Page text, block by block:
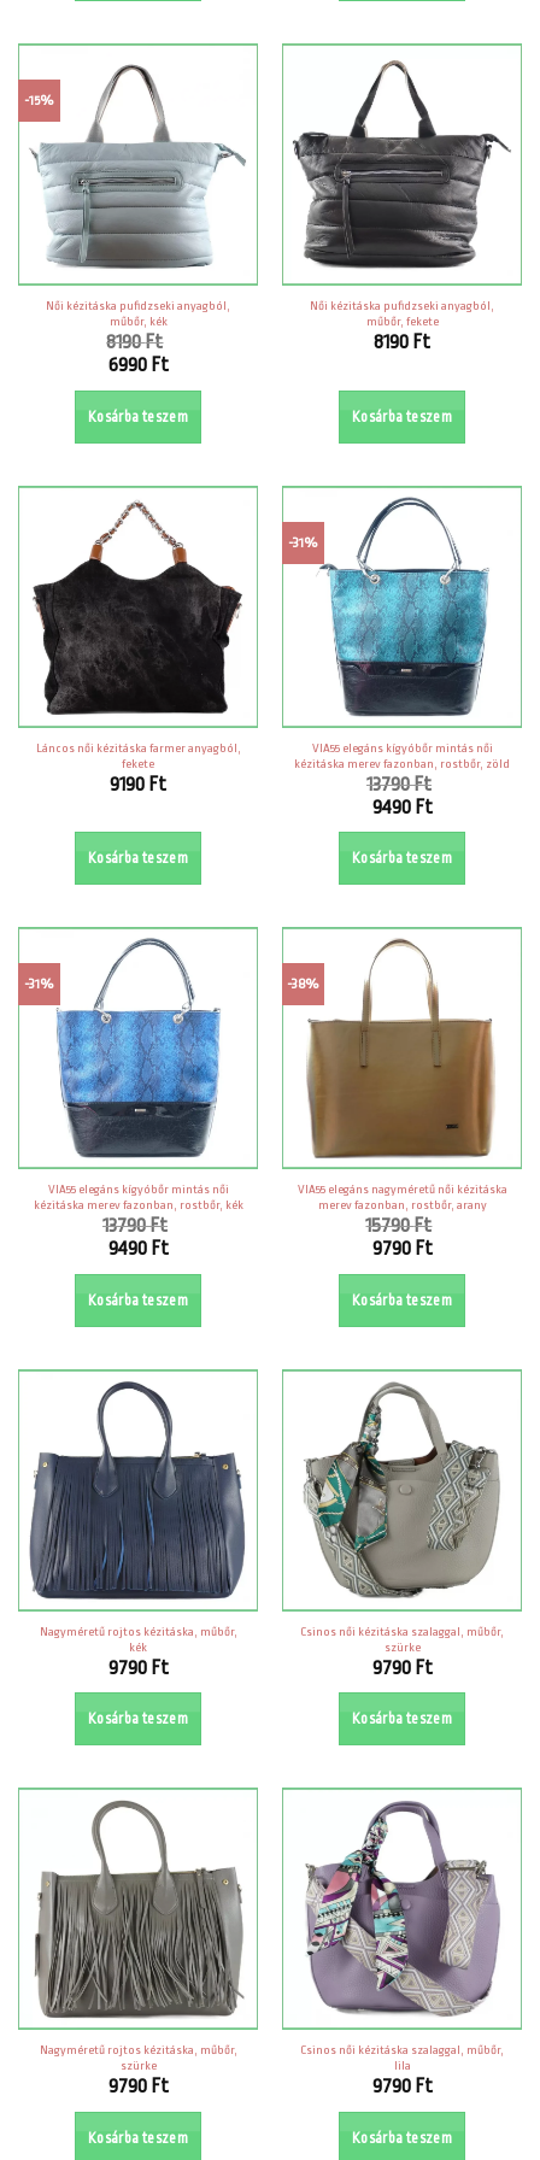
-15%
Női kézitáska pufidzseki anyagból,
műbőr, kék
8190Ft
Original
8190 Ft.
6990 Ft
Current
price
is:
6990 Ft.
Kosárba teszem
Női kézitáska pufidzseki anyagból,
műbőr, fekete
8190 Ft
Kosárba teszem
Láncos női kézitáska farmer anyagból,
fekete
9190 Ft
Kosárba teszem
-31%
VIA55 elegáns kígyóbőr mintás női
kézitáska merev fazonban, rostbőr, zöld
13790Ft
Original
13790 Ft.
9490 Ft
Current
price
is:
9490 Ft.
Kosárba teszem
-31%
VIA55 elegáns kígyóbőr mintás női
kézitáska merev fazonban, rostbőr, kék
13790Ft
Original
13790 Ft.
9490 Ft
Current
price
is:
9490 Ft.
Kosárba teszem
-38%
VIA55 elegáns nagyméretű női kézitáska
merev fazonban, rostbőr, arany
15790Ft
Original
15790 Ft.
9790 Ft
Current
price
is:
9790 Ft.
Kosárba teszem
Nagyméretű rojtos kézitáska, műbőr,
kék
9790 Ft
Kosárba teszem
Csinos női kézitáska szalaggal, műbőr,
szürke
9790 Ft
Kosárba teszem
Nagyméretű rojtos kézitáska, műbőr,
szürke
9790 Ft
Kosárba teszem
Csinos női kézitáska szalaggal, műbőr,
lila
9790 Ft
Kosárba teszem